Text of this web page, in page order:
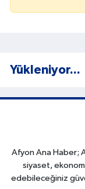
Yükleniyor...
Afyon Ana Haber;
siyaset,
edebileceğiniz